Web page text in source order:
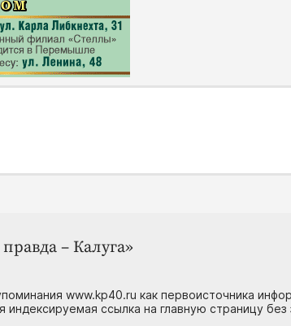
– Калуга»
www.kp40.ru как первоисточника
индексируемая ссылка на главную страницу без